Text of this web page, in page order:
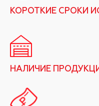
КОРОТКИЕ СРОКИ
НАЛИЧИЕ